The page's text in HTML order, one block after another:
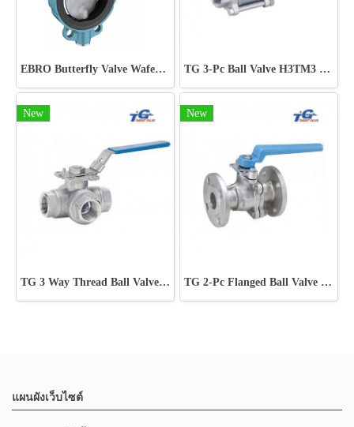
EBRO Butterfly Valve Wafer Type TG 3-Pc Ball Valve H3TM3 1000WOG
New
TG 3 Way Thread Ball Valve (L-Port∼T-Port)
New
TG 2-Pc Flanged Ball Valve 10K
แผนผังเว็บไซต์